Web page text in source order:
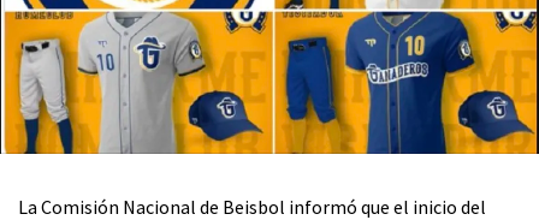
La Comisión Nacional de Beisbol informó que el inicio del